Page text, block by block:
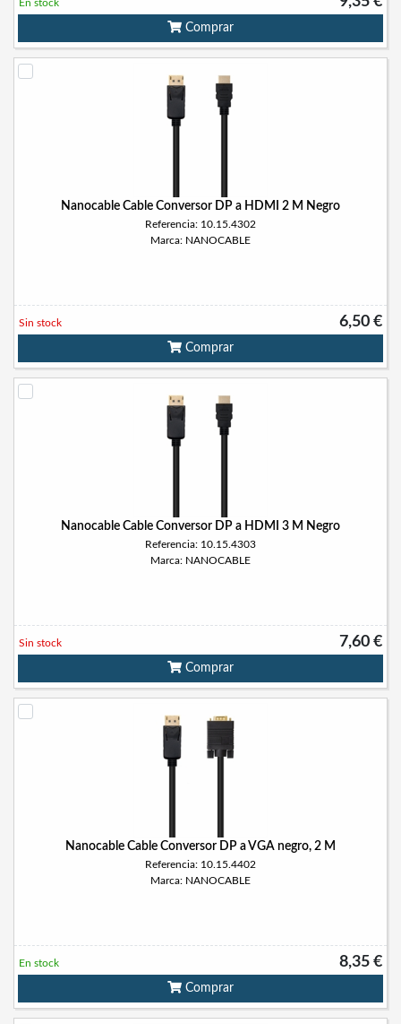
En stock
Comprar
Nanocable Cable Conversor DP a HDMI 2 M Negro
Referencia: 10.15.4302
Marca: NANOCABLE
6,50 €
Sin stock
Comprar
Nanocable Cable Conversor DP a HDMI 3 M Negro
Referencia: 10.15.4303
Marca: NANOCABLE
7,60 €
Sin stock
Comprar
Nanocable Cable Conversor DP a VGA negro, 2 M
Referencia: 10.15.4402
Marca: NANOCABLE
8,35 €
En stock
Comprar